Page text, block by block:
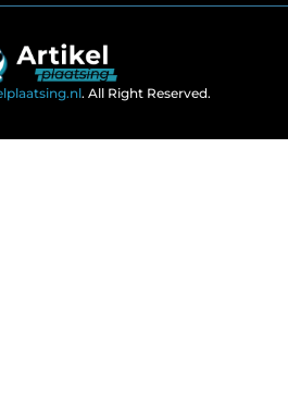
. All Right Reserved.